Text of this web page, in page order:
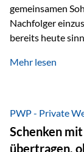
gemeinsamen
Nachfolger
bereits heute
passiert, wenn
Vermögen
Vienna-Life eine
Mehr lesen
PWP - Private
Schenken
übertragen,